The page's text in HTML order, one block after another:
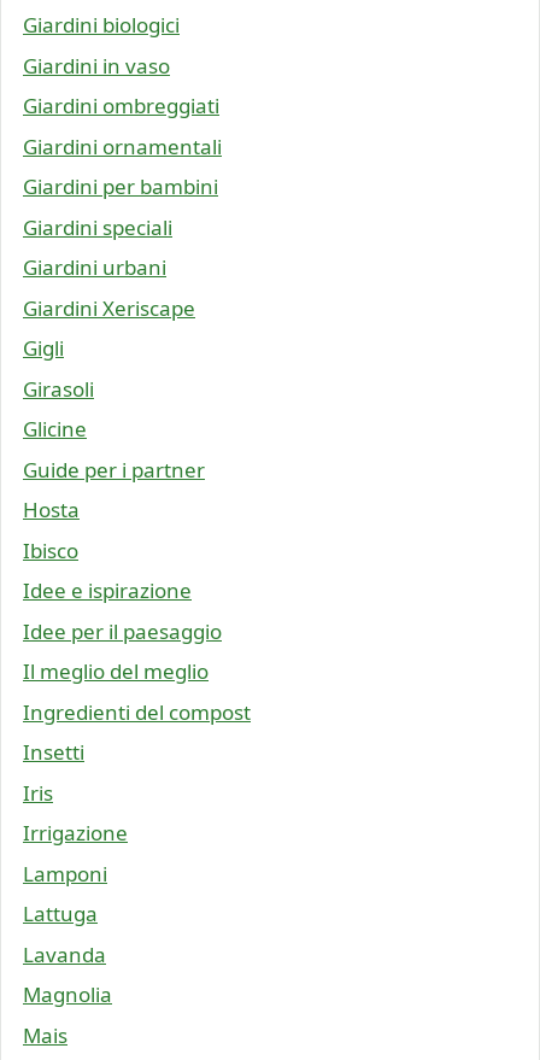
Giardini biologici
Giardini in vaso
Giardini ombreggiati
Giardini ornamentali
Giardini per bambini
Giardini speciali
Giardini urbani
Giardini Xeriscape
Gigli
Girasoli
Glicine
Guide per i partner
Hosta
Ibisco
Idee e ispirazione
Idee per il paesaggio
Il meglio del meglio
Ingredienti del compost
Insetti
Iris
Irrigazione
Lamponi
Lattuga
Lavanda
Magnolia
Mais